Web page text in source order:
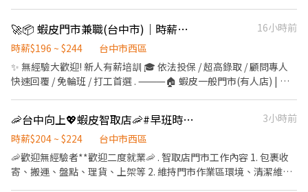
🚀📦 蝦皮門市兼職(台中市)｜時薪最高$244/無經驗可/高錄取
16小時前
時薪$196 ~ $244
台中市西區
✨ 無經驗大歡迎! 新人有薪培訓 🎓 依法投保 / 超高錄取 / 顧問專人
快速回覆 / 免輪班 / 打工首選 . ⸻🏠 蝦皮一般門市(有人店) | 免
與清潔維護作業 🤝 協助執行門市營運維護與彈性調店支援 🕒工作時
間: ▸ 早班 11:00-17:30 ▸ 晚班 18:45-22:45, 16:15-22:45 ▸ 假日班: 配
合早晚輪班 📌 排班說明: 平日一週給班 3-5 天, 假日配合主管排班 💰
薪資: ▸ 早、晚班 $196 . ⸻ 🤖 蝦皮智取店 | 自主度高・享津貼加
🦐台中向上💖蝦皮智取店🦐#早班時薪 #晚班時薪 #完整教育訓練
3小時前
時薪$204 ~ $224
台中市西區
🦐歡迎無經驗者**歡迎二度就業🦐 . 智取店門市工作內容 1. 包裹收
寄、搬運、盤點、理貨、上架等 2. 維持門市作業區環境、清潔維護